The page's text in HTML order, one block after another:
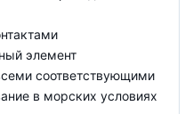
элемент
соответствующими
в морских условиях